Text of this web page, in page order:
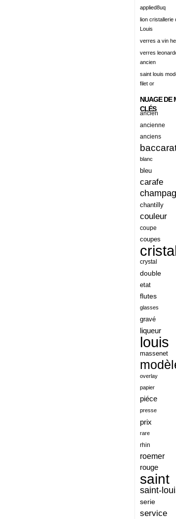
alisation
amazing
america
amiante
ancien
ancienes
ancienne
anciennes
anciens
ancient
anecdotes
angeles
angoul
animaux
antique
antiquite
apollo
applaudis
arch
architecture
ariel
armonica
arta
artisanat
arts
assiette
assiettes
applied8uq
lion cristallerie
Louis
verres a vin
verres
ancien
saint louis
filet or
NUAGE DE
CLÉS
ancien
ancienne
anciens
blanc
bleu
carafe
chantilly
couleur
coupe
coupes
crystal
double
etat
flutes
glasses
gravé
liqueur
louis
massenet
overlay
papier
piéce
presse
prix
rare
rhin
roemer
rouge
saint
saint-
serie
service